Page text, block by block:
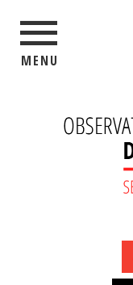
MENU